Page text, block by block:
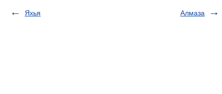
Яхья Алмаза